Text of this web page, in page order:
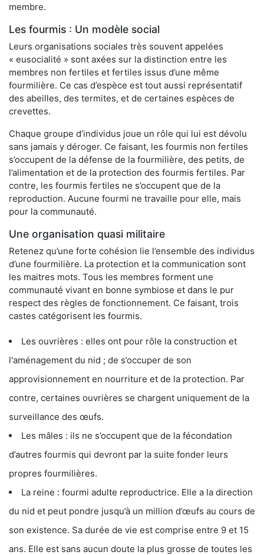
membre.
Les fourmis : Un modèle social
Leurs organisations sociales très souvent appelées
« eusocialité » sont axées sur la distinction entre les
membres non fertiles et fertiles issus d’une même
fourmilière. Ce cas d’espèce est tout aussi représentatif
des abeilles, des termites, et de certaines espèces de
crevettes.
Chaque groupe d’individus joue un rôle qui lui est dévolu
sans jamais y déroger. Ce faisant, les fourmis non fertiles
s’occupent de la défense de la fourmilière, des petits, de
l’alimentation et de la protection des fourmis fertiles. Par
contre, les fourmis fertiles ne s’occupent que de la
reproduction. Aucune fourmi ne travaille pour elle, mais
pour la communauté.
Une organisation quasi militaire
Retenez qu’une forte cohésion lie l’ensemble des individus
d’une fourmilière. La protection et la communication sont
les maitres mots. Tous les membres forment une
communauté vivant en bonne symbiose et dans le pur
respect des règles de fonctionnement. Ce faisant, trois
castes catégorisent les fourmis.
Les ouvrières : elles ont pour rôle la construction et
l'aménagement du nid ; de s’occuper de son
approvisionnement en nourriture et de la protection. Par
contre, certaines ouvrières se chargent uniquement de la
surveillance des œufs.
Les mâles : ils ne s’occupent que de la fécondation
d’autres fourmis qui devront par la suite fonder leurs
propres fourmilières.
La reine : fourmi adulte reproductrice. Elle a la direction
du nid et peut pondre jusqu’à un million d’œufs au cours de
son existence. Sa durée de vie est comprise entre 9 et 15
ans. Elle est sans aucun doute la plus grosse de toutes les